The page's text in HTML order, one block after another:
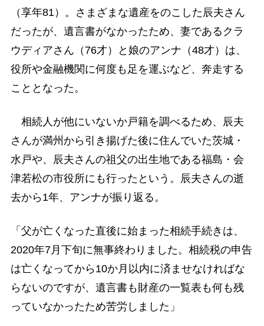
（享年81）。さまざまな遺産をのこした辰夫さん
だったが、遺言書がなかったため、妻であるクラ
ウディアさん（76才）と娘のアンナ（48才）は、
役所や金融機関に何度も足を運ぶなど、奔走する
こととなった。
相続人が他にいないか戸籍を調べるため、辰夫
さんが満州から引き揚げた後に住んでいた茨城・
水戸や、辰夫さんの祖父の出生地である福島・会
津若松の市役所にも行ったという。辰夫さんの逝
去から1年、アンナが振り返る。
「父が亡くなった直後に始まった相続手続きは、
2020年7月下旬に無事終わりました。相続税の申告
は亡くなってから10か月以内に済ませなければな
らないのですが、遺言書も財産の一覧表も何も残
っていなかったため苦労しました」